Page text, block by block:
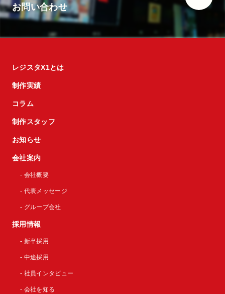
お問い合わせ
レジスタX1とは
制作実績
コラム
制作スタッフ
お知らせ
会社案内
- 会社概要
- 代表メッセージ
- グループ会社
採用情報
- 新卒採用
- 中途採用
- 社員インタビュー
- 会社を知る